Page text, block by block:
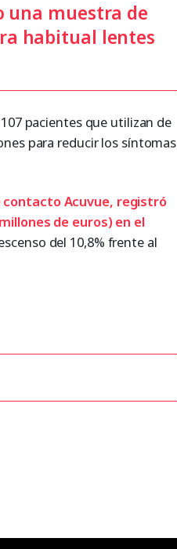
una muestra de
habitual lentes
pacientes que utilizan de
para reducir los síntomas
contacto Acuvue, registró
de euros) en el
del 10,8% frente al